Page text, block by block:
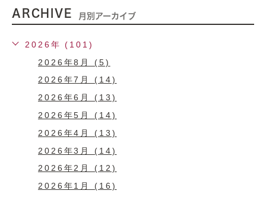
ARCHIVE 月別アーカイブ
2026年 (101)
2026年8月 (5)
2026年7月 (14)
2026年6月 (13)
2026年5月 (14)
2026年4月 (13)
2026年3月 (14)
2026年2月 (12)
2026年1月 (16)